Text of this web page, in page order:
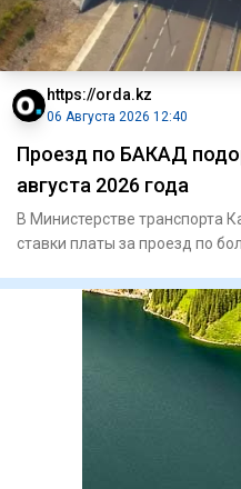
https://orda.kz
06 Августа 2026 12:40
Проезд по БАКАД
августа 2026 года
В Министерстве транспорта
ставки платы за проезд по